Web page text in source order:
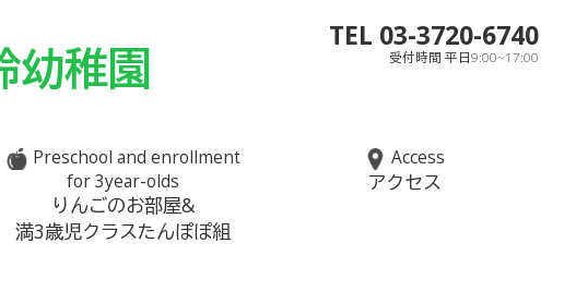
幼稚園
TEL 03-3720-6740
受付時間 平日9:00~17:00
Preschool and enrollment
for 3year-olds
りんごのお部屋&
満3歳児クラスたんぽぽ組
Access
アクセス